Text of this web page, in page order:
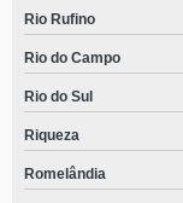
Rio Rufino
Rio do Campo
Rio do Sul
Riqueza
Romelândia